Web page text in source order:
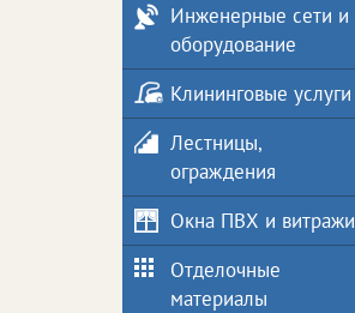
Инженерные сети и
оборудование
Клининговые услуги
Лестницы,
ограждения
Окна ПВХ и витражи
Отделочные
материалы